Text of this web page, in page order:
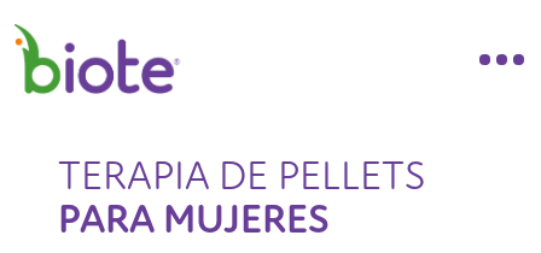
TERAPIA DE PELLETS
PARA MUJERES